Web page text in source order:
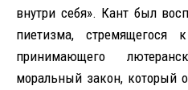
внутри себя». Кант был
пиетизма,
принимающего
моральный закон, который